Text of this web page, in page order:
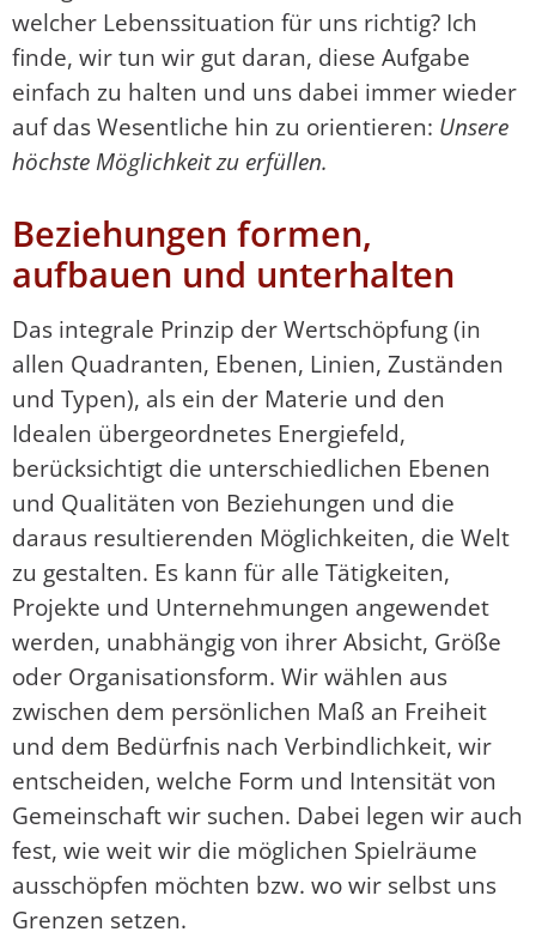
welcher Lebenssituation für uns richtig? Ich
finde, wir tun wir gut daran, diese Aufgabe
einfach zu halten und uns dabei immer wieder
auf das Wesentliche hin zu orientieren: Unsere
höchste Möglichkeit zu erfüllen.
Beziehungen formen,
aufbauen und unterhalten
Das integrale Prinzip der Wertschöpfung (in
allen Quadranten, Ebenen, Linien, Zuständen
und Typen), als ein der Materie und den
Idealen übergeordnetes Energiefeld,
berücksichtigt die unterschiedlichen Ebenen
und Qualitäten von Beziehungen und die
daraus resultierenden Möglichkeiten, die Welt
zu gestalten. Es kann für alle Tätigkeiten,
Projekte und Unternehmungen angewendet
werden, unabhängig von ihrer Absicht, Größe
oder Organisationsform. Wir wählen aus
zwischen dem persönlichen Maß an Freiheit
und dem Bedürfnis nach Verbindlichkeit, wir
entscheiden, welche Form und Intensität von
Gemeinschaft wir suchen. Dabei legen wir auch
fest, wie weit wir die möglichen Spielräume
ausschöpfen möchten bzw. wo wir selbst uns
Grenzen setzen.